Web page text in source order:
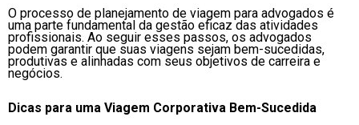
O processo de planejamento de viagem para advogados é
uma parte fundamental da gestão eficaz das atividades
profissionais. Ao seguir esses passos, os advogados
podem garantir que suas viagens sejam bem-sucedidas,
produtivas e alinhadas com seus objetivos de carreira e
negócios.
Dicas para uma Viagem Corporativa Bem-Sucedida